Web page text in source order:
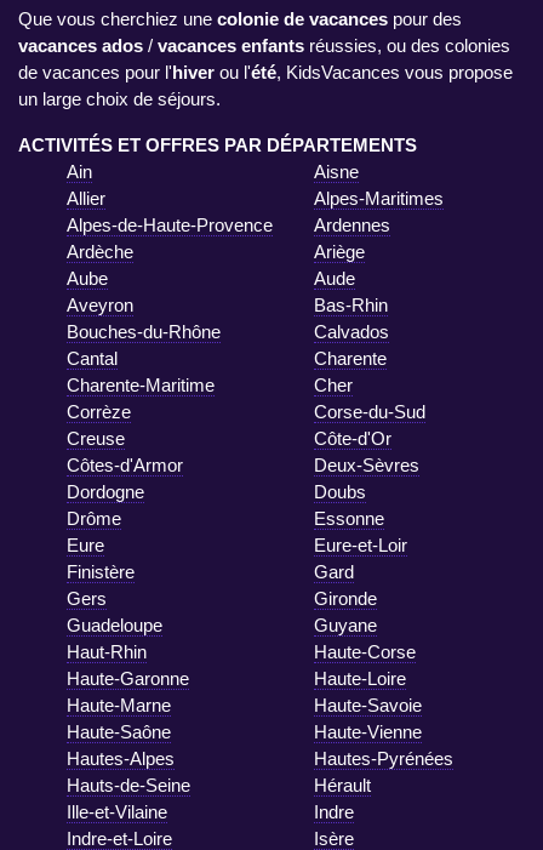
Que vous cherchiez une colonie de vacances pour des
vacances ados / vacances enfants réussies, ou des colonies
de vacances pour l'hiver ou l'été, KidsVacances vous propose
un large choix de séjours.
ACTIVITÉS ET OFFRES PAR DÉPARTEMENTS
Ain
Aisne
Allier
Alpes-Maritimes
Alpes-de-Haute-Provence
Ardennes
Ardèche
Ariège
Aube
Aude
Aveyron
Bas-Rhin
Bouches-du-Rhône
Calvados
Cantal
Charente
Charente-Maritime
Cher
Corrèze
Corse-du-Sud
Creuse
Côte-d'Or
Côtes-d'Armor
Deux-Sèvres
Dordogne
Doubs
Drôme
Essonne
Eure
Eure-et-Loir
Finistère
Gard
Gers
Gironde
Guadeloupe
Guyane
Haut-Rhin
Haute-Corse
Haute-Garonne
Haute-Loire
Haute-Marne
Haute-Savoie
Haute-Saône
Haute-Vienne
Hautes-Alpes
Hautes-Pyrénées
Hauts-de-Seine
Hérault
Ille-et-Vilaine
Indre
Indre-et-Loire
Isère